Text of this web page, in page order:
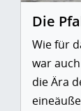
Die
Wie für
war
die Ära